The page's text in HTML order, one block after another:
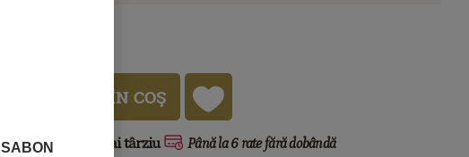
ADAUGĂ ÎN COŞ
acum, plătești mai târziu Până la 6 rate fără dobândă